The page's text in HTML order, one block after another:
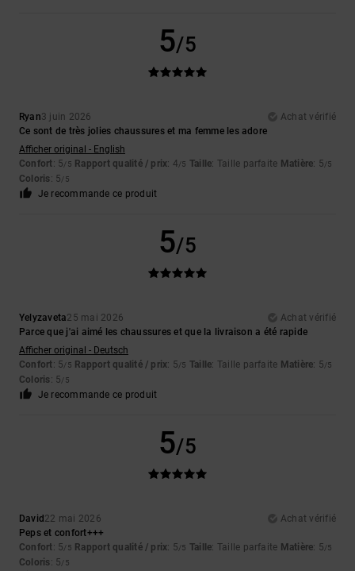
5/5
Ryan3 juin 2026
Achat vérifié
Ce sont de très jolies chaussures et ma femme les adore
Afficher original - English
Confort: 5/5 Rapport qualité / prix: 4/5 Taille: Taille parfaite Matière: 5/5
Coloris: 5/5
Je recommande ce produit
5/5
Yelyzaveta25 mai 2026
Achat vérifié
Parce que j'ai aimé les chaussures et que la livraison a été rapide
Afficher original - Deutsch
Confort: 5/5 Rapport qualité / prix: 5/5 Taille: Taille parfaite Matière: 5/5
Coloris: 5/5
Je recommande ce produit
5/5
David 22 mai 2026
Achat vérifié
Peps et confort+++
Confort: 5/5 Rapport qualité / prix: 5/5 Taille: Taille parfaite Matière: 5/5
Coloris: 5/5